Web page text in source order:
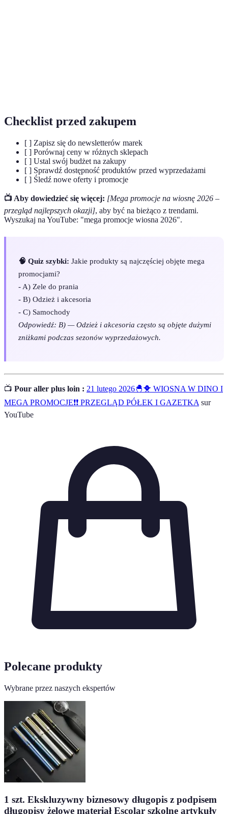
Checklist przed zakupem
[ ] Zapisz się do newsletterów marek
[ ] Porównaj ceny w różnych sklepach
[ ] Ustal swój budżet na zakupy
[ ] Sprawdź dostępność produktów przed wyprzedażami
[ ] Śledź nowe oferty i promocje
📺 Aby dowiedzieć się więcej: [Mega promocje na wiosnę 2026 –
przegląd najlepszych okazji], aby być na bieżąco z trendami.
Wyszukaj na YouTube: "mega promocje wiosna 2026".
🧠 Quiz szybki: Jakie produkty są najczęściej objęte mega
promocjami?
- A) Zele do prania
- B) Odzież i akcesoria
- C) Samochody
Odpowiedź: B) — Odzież i akcesoria często są objęte dużymi
zniżkami podczas sezonów wyprzedażowych.
📺 Pour aller plus loin : 21 lutego 2026🐣🐥 WIOSNA W DINO I
MEGA PROMOCJE❗❗ PRZEGLĄD PÓŁEK I GAZETKA sur
YouTube
Polecane produkty
Wybrane przez naszych ekspertów
1 szt. Ekskluzywny biznesowy długopis z podpisem
długopisy żelowe materiał Escolar szkolne artykuły